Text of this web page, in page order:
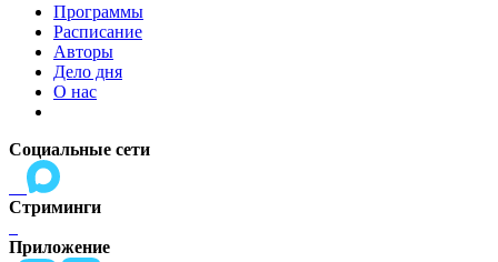
Программы
Расписание
Авторы
Дело дня
О нас
Социальные сети
Стриминги
Приложение